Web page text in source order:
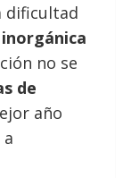
dificultad
no se
de
año